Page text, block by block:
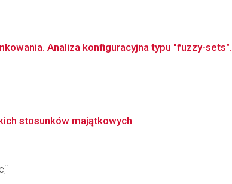
Analiza konfiguracyjna typu "fuzzy-sets".
stosunków majątkowych